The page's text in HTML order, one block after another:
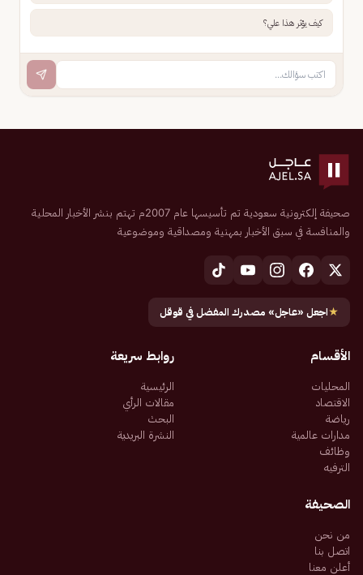
كيف يؤثر هذا علي؟
صحيفة إلكترونية سعودية تم تأسيسها عام 2007م تهتم بنشر الأخبار المحلية
والمنافسة في سبق الأخبار بمهنية ومصداقية وموضوعية
★اجعل «عاجل» مصدرك المفضل في قوقل
الأقسام
المحليات
الاقتصاد
رياضة
مدارات عالمية
وظائف
الترفيه
روابط سريعة
الرئيسية
مقالات الرأي
البحث
النشرة البريدية
الصحيفة
من نحن
اتصل بنا
أعلن معنا